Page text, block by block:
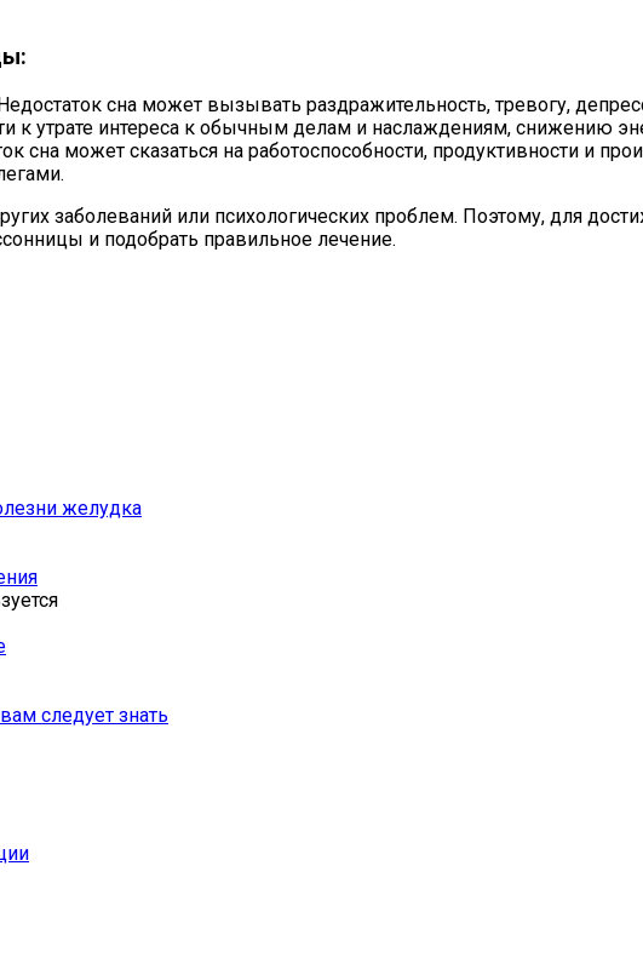
сна может вызывать раздражительность, тревогу,
к утрате интереса к обычным делам и наслаждениям, снижению
сна может сказаться на работоспособности, продуктивности и
заболеваний или психологических проблем. Поэтому, для
и подобрать правильное лечение.
желудка
следует знать